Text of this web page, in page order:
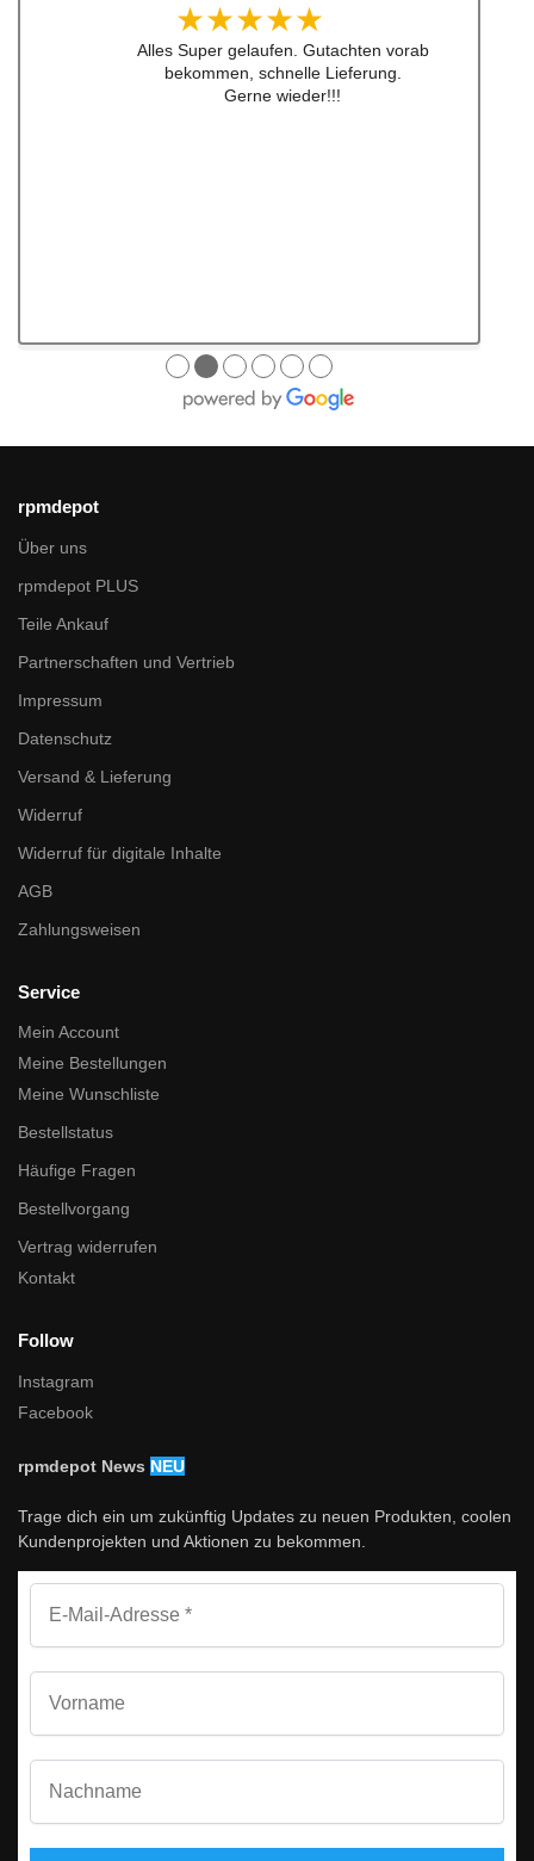
★★★★★
Super Service, schnelle Bearbeiten und
Lieferung ! Immer wieder gerne !!!
●●●●●●
rpmdepot
Über uns
rpmdepot PLUS
Teile Ankauf
Partnerschaften und Vertrieb
Impressum
Datenschutz
Versand & Lieferung
Widerruf
Widerruf für digitale Inhalte
AGB
Zahlungsweisen
Service
Mein Account
Meine Bestellungen
Meine Wunschliste
Bestellstatus
Häufige Fragen
Bestellvorgang
Vertrag widerrufen
Kontakt
Follow
Instagram
Facebook
rpmdepot News NEU
Trage dich ein um zukünftig Updates zu neuen Produkten, coolen
Kundenprojekten und Aktionen zu bekommen.